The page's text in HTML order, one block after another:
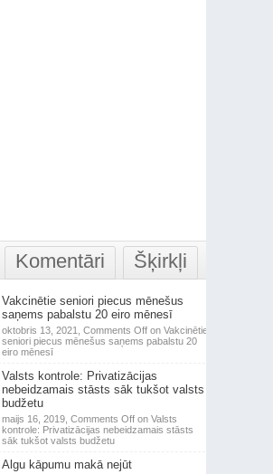
Komentāri Šķirkļi
Vakcinētie seniori piecus mēnešus
saņems pabalstu 20 eiro mēnesī
oktobris 13, 2021, Comments Offon Vakcinētie
seniori piecus mēnešus saņems pabalstu 20
eiro mēnesī
Valsts kontrole: Privatizācijas
nebeidzamais stāsts sāk tukšot valsts
budžetu
maijs 16, 2019, Comments Offon Valsts
kontrole: Privatizācijas nebeidzamais stāsts
sāk tukšot valsts budžetu
Algu kāpumu makā nejūt